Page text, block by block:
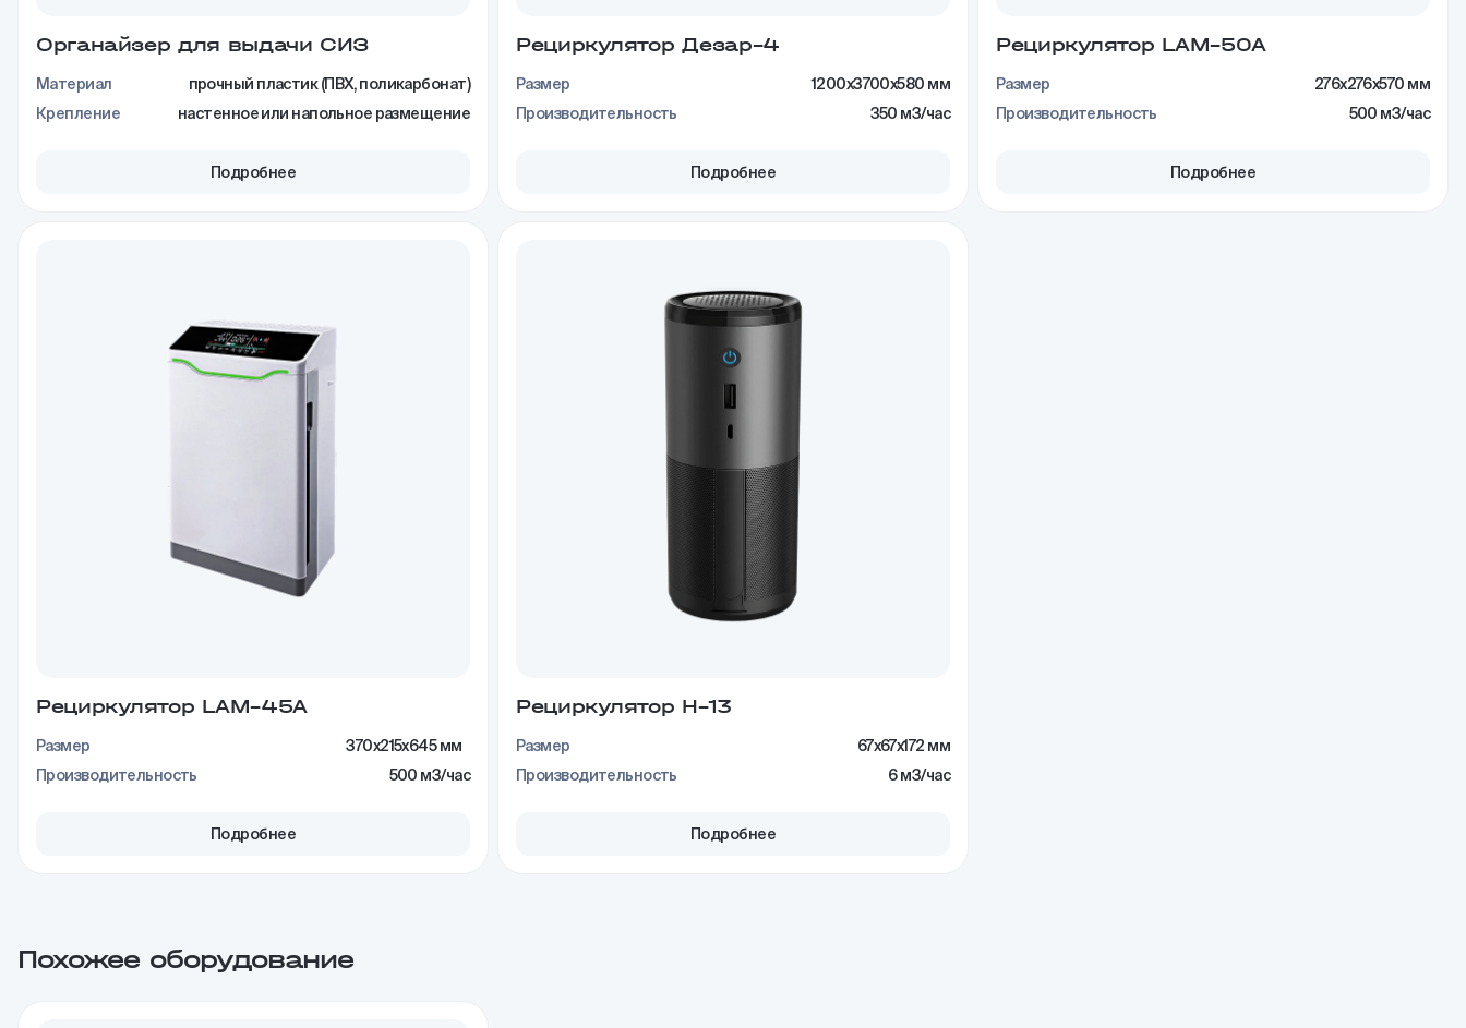
Органайзер для выдачи СИЗ
Материал
прочный пластик (ПВХ, поликарбонат)
Крепление
настенное или напольное размещение
Подробнее
Рециркулятор Дезар–4
Размер
1200x3700x580 мм
Производительность
350 м3/час
Подробнее
Рециркулятор LAM–50A
Размер
276x276x570 мм
Производительность
500 м3/час
Подробнее
Рециркулятор LAM–45A
Размер
370x215x645 мм
Производительность
500 м3/час
Подробнее
Рециркулятор H–13
Размер
67x67x172 мм
Производительность
6 м3/час
Подробнее
Похожее оборудование